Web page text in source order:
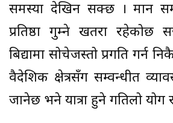
समस्या देखिन सक्छ । मान
प्रतिष्ठा गुम्ने खतरा रहेकोछ
बिद्यामा सोचेजस्तो प्रगति गर्न
वैदेशिक क्षेत्रसँग सम्वन्धीत
जानेछ भने यात्रा हुने गतिलो योग